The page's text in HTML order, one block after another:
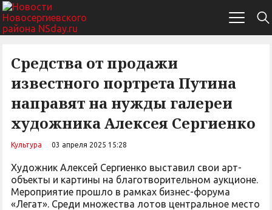
Средства от продажи
известного портрета Путина
направят на нужды галереи
художника Алексея Сергиенко
Культура 03 апреля 2025 15:28
Художник Алексей Сергиенко выставил свои арт-
объекты и картины на благотворительном аукционе.
Мероприятие прошло в рамках бизнес-форума
«Легат». Среди множества лотов центральное место